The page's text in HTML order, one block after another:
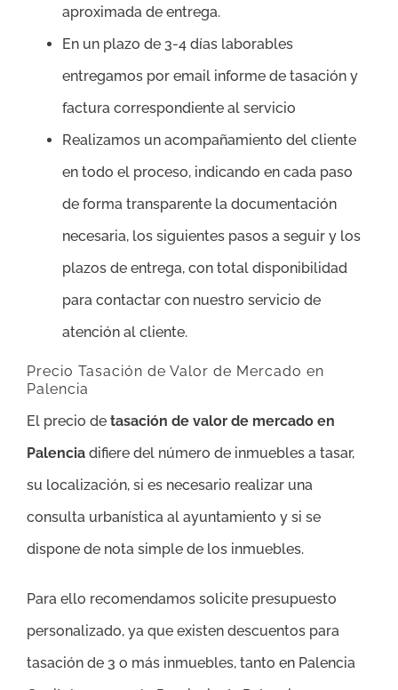
aproximada de entrega.
En un plazo de 3-4 días laborables
entregamos por email informe de tasación y
factura correspondiente al servicio
Realizamos un acompañamiento del cliente
en todo el proceso, indicando en cada paso
de forma transparente la documentación
necesaria, los siguientes pasos a seguir y los
plazos de entrega, con total disponibilidad
para contactar con nuestro servicio de
atención al cliente.
Precio Tasación de Valor de Mercado en
Palencia
El precio de tasación de valor de mercado en
Palencia difiere del número de inmuebles a tasar,
su localización, si es necesario realizar una
consulta urbanística al ayuntamiento y si se
dispone de nota simple de los inmuebles.
Para ello recomendamos solicite presupuesto
personalizado, ya que existen descuentos para
tasación de 3 o más inmuebles, tanto en Palencia